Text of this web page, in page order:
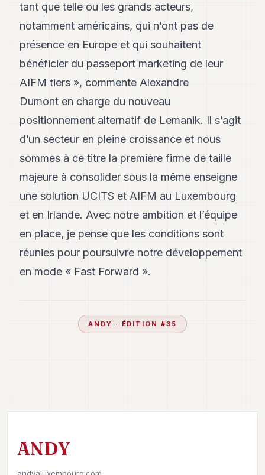
tant que telle ou les grands acteurs,
notamment américains, qui n’ont pas de
présence en Europe et qui souhaitent
bénéficier du passeport marketing de leur
AIFM tiers », commente Alexandre
Dumont en charge du nouveau
positionnement alternatif de Lemanik. Il s’agit
d’un secteur en pleine croissance et nous
sommes à ce titre la première firme de taille
majeure à consolider sous la même enseigne
une solution UCITS et AIFM au Luxembourg
et en Irlande. Avec notre ambition et l’équipe
en place, je pense que les conditions sont
réunies pour poursuivre notre développement
en mode « Fast Forward ».
ANDY · ÉDITION #35
ANDY